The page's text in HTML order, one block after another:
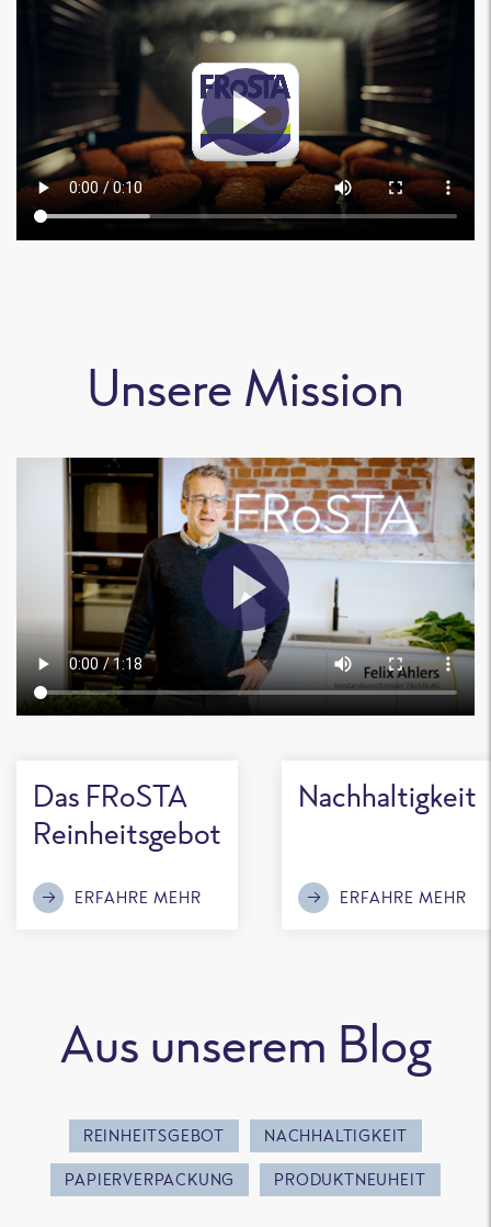
Unsere Mission
Das FRoSTA
Reinheitsgebot
ERFAHRE MEHR
Nachhaltigkeit
ERFAHRE MEHR
Aus unserem Blog
REINHEITSGEBOT NACHHALTIGKEIT
PAPIERVERPACKUNG PRODUKTNEUHEIT